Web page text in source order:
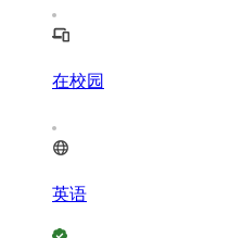
在校园
英语